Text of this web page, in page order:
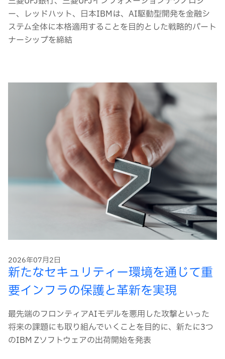
ー、レッドハット、日本IBMは、AI駆動型開発を金融シ
ステム全体に本格適用することを目的とした戦略的パート
ナーシップを締結
2026年07月2日
新たなセキュリティー環境を通じて重
要インフラの保護と革新を実現
最先端のフロンティアAIモデルを悪用した攻撃といった
将来の課題にも取り組んでいくことを目的に、新たに3つ
のIBM Zソフトウェアの出荷開始を発表